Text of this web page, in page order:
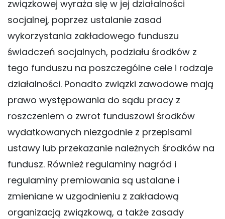
związkowej wyraża się w jej działalności
socjalnej, poprzez ustalanie zasad
wykorzystania zakładowego funduszu
świadczeń socjalnych, podziału środków z
tego funduszu na poszczególne cele i rodzaje
działalności. Ponadto związki zawodowe mają
prawo występowania do sądu pracy z
roszczeniem o zwrot funduszowi środków
wydatkowanych niezgodnie z przepisami
ustawy lub przekazanie należnych środków na
fundusz. Również regulaminy nagród i
regulaminy premiowania są ustalane i
zmieniane w uzgodnieniu z zakładową
organizacją związkową, a także zasady